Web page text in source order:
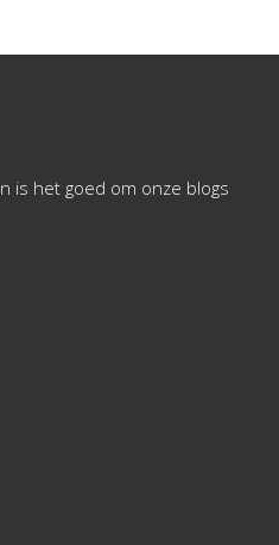
is het goed om onze blogs